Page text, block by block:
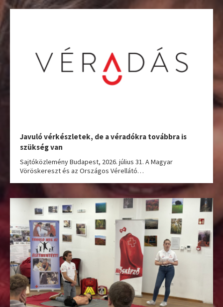
Javuló vérkészletek, de a véradókra továbbra is
szükség van
Sajtóközlemény Budapest, 2026. július 31. A Magyar
Vöröskereszt és az Országos Vérellátó…